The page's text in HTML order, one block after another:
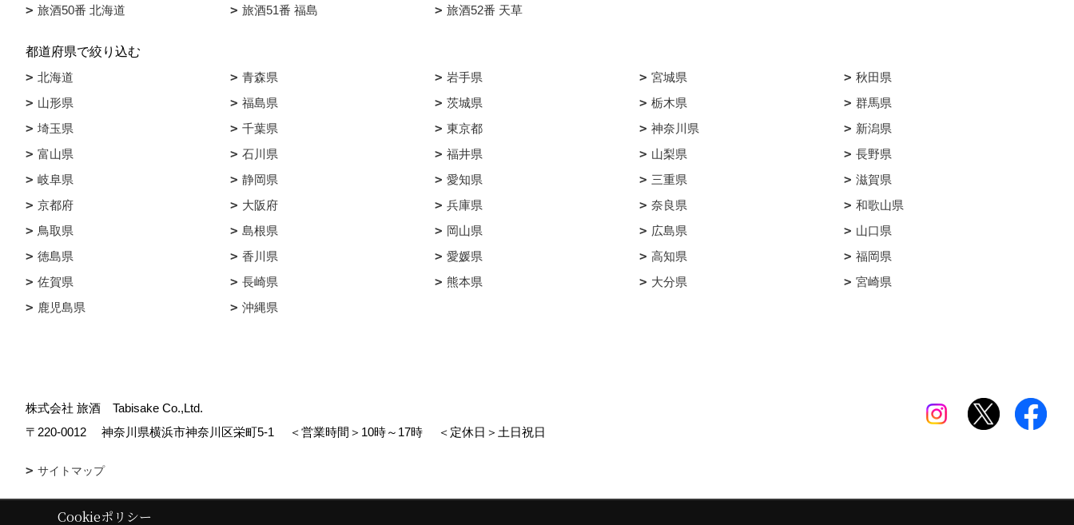
旅酒50番 北海道 旅酒51番 福島 旅酒52番 天草
都道府県で絞り込む
北海道
青森県 岩手県 宮城県
秋田県
山形県
福島県 茨城県 栃木県
群馬県
埼玉県
千葉県 東京都 神奈川県
新潟県
富山県
石川県 福井県 山梨県
長野県
岐阜県
静岡県 愛知県 三重県
滋賀県
京都府
大阪府 兵庫県 奈良県
和歌山県
鳥取県
島根県 岡山県 広島県
山口県
徳島県
香川県 愛媛県 高知県
福岡県
佐賀県
長崎県 熊本県 大分県
宮崎県
鹿児島県
沖縄県
株式会社 旅酒 Tabisake Co.,Ltd.
〒220-0012
神奈川県横浜市神奈川区栄町5-1 ＜営業時間＞10時～17時 ＜定休日＞土日祝日
サイトマップ
Copyright (c) tabisake. All Rights Reserved.
Cookieポリシー